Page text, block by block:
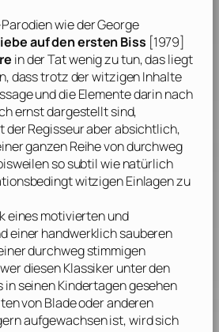
wie derGeorge
auf den ersten Biss [1979]
in der Tat wenig zu tun, das liegt
dass trotz der witzigen Inhalte
und die Elemente darin nach
ernst dargestellt sind,
Regisseur aber absichtlich,
ganzen Reihe von durchweg
so subtil wie natürlich
witzigen Einlagen zu
eines motivierten und
einer handwerklich sauberen
durchweg stimmigen
diesen Klassiker unter den
in seinen Kindertagen gesehen
von Blade oder anderen
aufgewachsen ist, wird sich